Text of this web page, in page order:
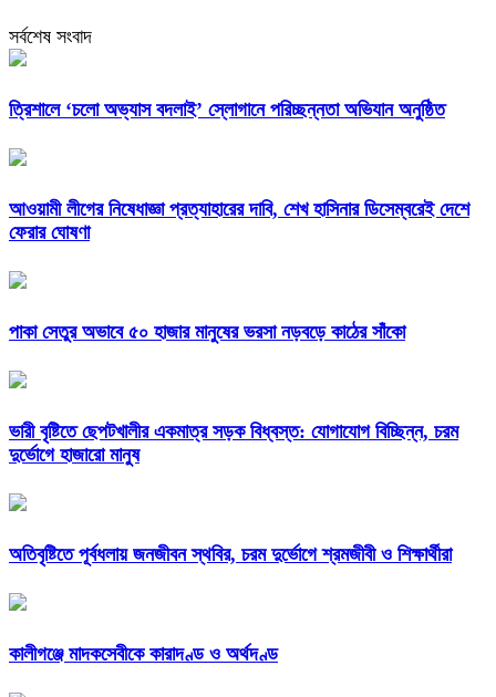
সর্বশেষ সংবাদ
‎ত্রিশালে ‘চলো অভ্যাস বদলাই’ স্লোগানে পরিচ্ছন্নতা অভিযান অনুষ্ঠিত
আওয়ামী লীগের নিষেধাজ্ঞা প্রত্যাহারের দাবি, শেখ হাসিনার ডিসেম্বরেই দেশে
ফেরার ঘোষণা
পাকা সেতুর অভাবে ৫০ হাজার মানুষের ভরসা নড়বড়ে কাঠের সাঁকো
ভারী বৃষ্টিতে ছেপটখালীর একমাত্র সড়ক বিধ্বস্ত: যোগাযোগ বিচ্ছিন্ন, চরম
দুর্ভোগে হাজারো মানুষ
অতিবৃষ্টিতে পূর্বধলায় জনজীবন স্থবির, চরম দুর্ভোগে শ্রমজীবী ও শিক্ষার্থীরা
কালীগঞ্জে মাদকসেবীকে কারাদণ্ড ও অর্থদণ্ড